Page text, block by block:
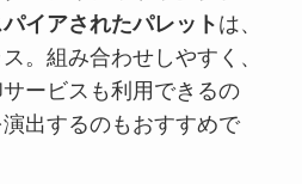
イアされたパレット は、
。組み合わせしやすく、
ービスも利用できるの
出するのもおすすめで